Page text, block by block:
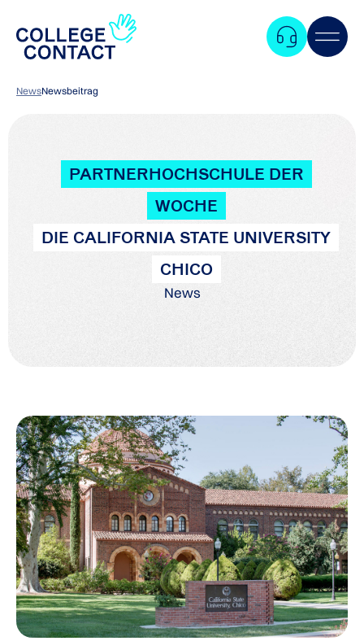
NewsNewsbeitrag
PARTNERHOCHSCHULE DER
WOCHE
DIE CALIFORNIA STATE UNIVERSITY
CHICO
News